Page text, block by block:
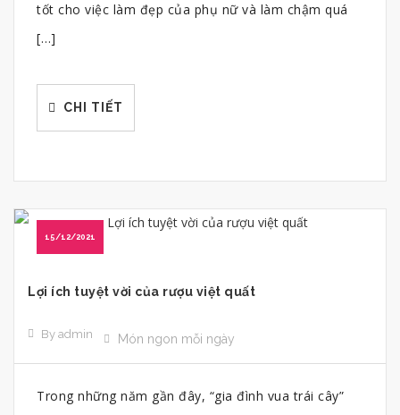
tốt cho việc làm đẹp của phụ nữ và làm chậm quá
[…]
CHI TIẾT
15/12/2021
Lợi ích tuyệt vời của rượu việt quất
By admin Món ngon mỗi ngày
Trong những năm gần đây, “gia đình vua trái cây”